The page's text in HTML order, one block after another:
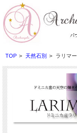
TOP > 天然石別 > ラリマー